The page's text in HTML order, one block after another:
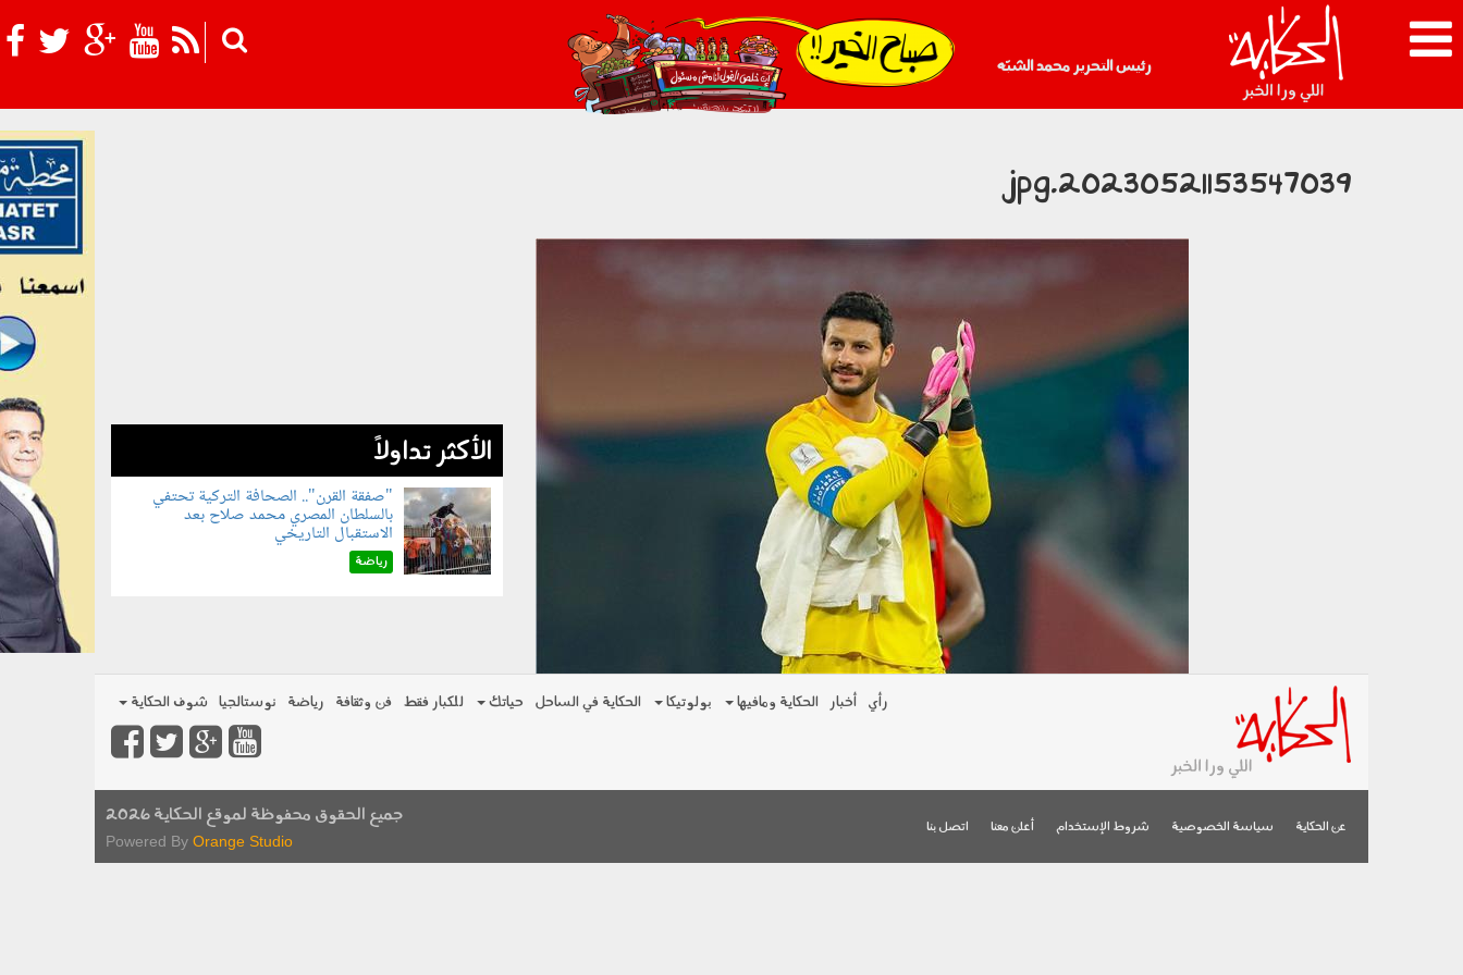
رئيس التحرير محمد الشبّه
021_2.png
20230521153547039.jpg
الأكثر تداولاً
070801.jpg
"صفقة القرن".. الصحافة التركية تحتفي
بالسلطان المصري محمد صلاح بعد
الاستقبال التاريخي
رياضة
رأي أخبار الحكاية ومافيها بولوتيكا الحكاية في الساحل حياتك للكبار فقط فن وثقافة رياضة نوستالجيا شوف الحكاية
عن الحكاية سياسة الخصوصية شروط الإستخدام أعلن معنا اتصل بنا جميع الحقوق محفوظة لموقع الحكاية 2026
Powered By Orange Studio